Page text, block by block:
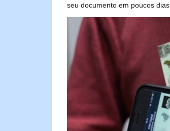
seu documento em poucos dias.